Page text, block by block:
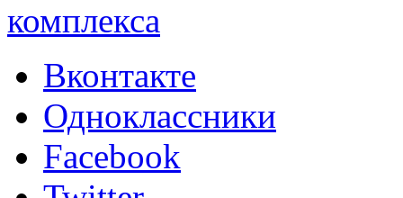
комплекса
Вконтакте
Одноклассники
Facebook